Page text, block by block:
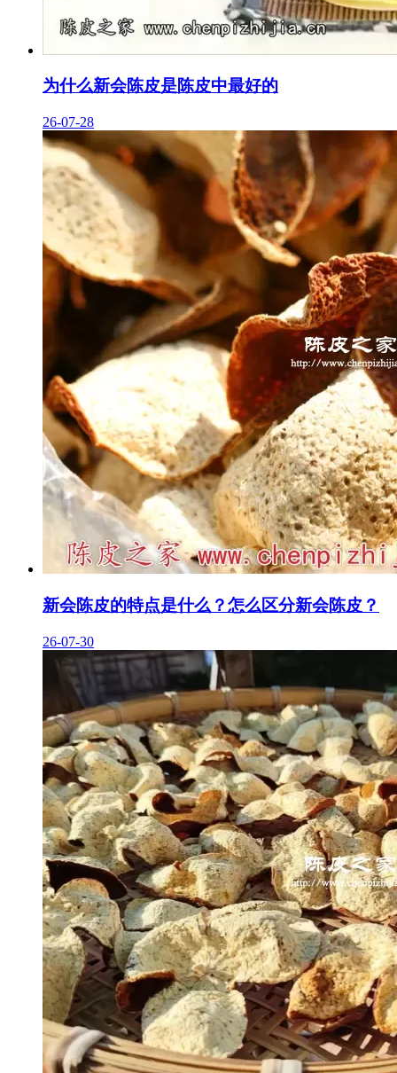
为什么新会陈皮是陈皮中最好的
26-07-28
新会陈皮的特点是什么？怎么区分新会陈皮？
26-07-30